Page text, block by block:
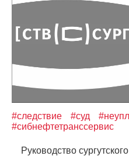
#следствие #суд
#сибнефтетранссервис
Руководство